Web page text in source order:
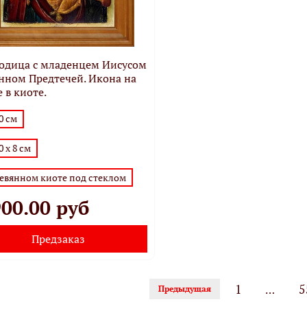
с младенцем Иисусом
Предтечей. Икона на
в киоте.
см
х 8 см
киоте под стеклом
руб
Предзаказ
Предыдущая 1 …